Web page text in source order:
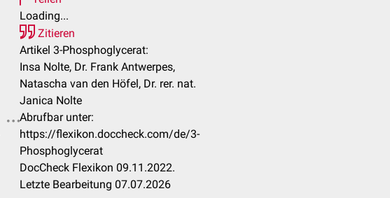
Loading...
Zitieren
Artikel 3-Phosphoglycerat:
Insa Nolte, Dr. Frank Antwerpes,
Natascha van den Höfel, Dr. rer. nat.
Janica Nolte
Abrufbar unter:
https://flexikon.doccheck.com/de/3-
Phosphoglycerat
DocCheck Flexikon 09.11.2022.
Letzte Bearbeitung 07.07.2026